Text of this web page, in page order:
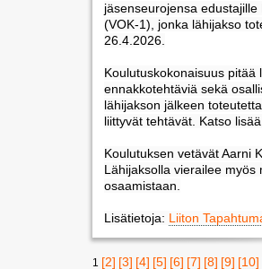
jäsenseurojensa
(VOK-1), jonka lähijakso
26.4.2026.
Koulutuskokonaisuus
ennakkotehtäviä sekä
lähijakson jälkeen
liittyvät tehtävät. Katso
Koulutuksen vetävät Aarni
Lähijaksolla vierailee
osaamistaan.
Lisätietoja: Liiton
1 [2] [3] [4] [5] [6] [7] [8] [9] [10]